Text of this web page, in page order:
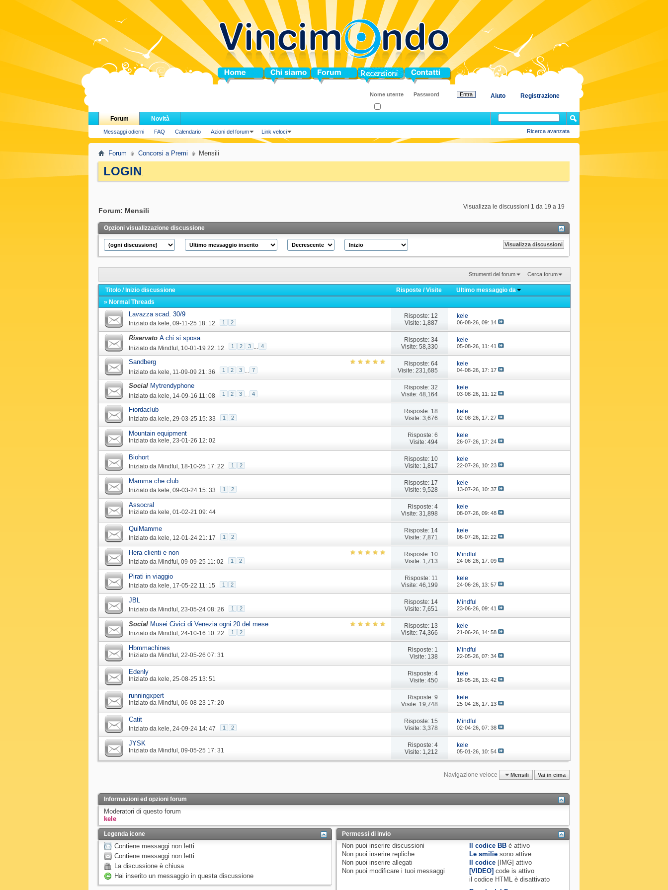
Home Chi siamo Forum Blog Contatti
Registrazione
Aiuto
Forum
Messaggi odierni FAQ Calendario Azioni del forum Link veloci
Novità
Ricerca avanzata
Forum Concorsi a Premi Mensili
LOGIN.
Visualizza le discussioni 1 da 19 a 19
Forum: Mensili
Opzioni visualizzazione discussione
Strumenti del forum Cerca forum
Titolo /Inizio discussione Risposte/Visite
Ultimo messaggio da
» Normal Threads
Lavazza scad. 30/9
Iniziato da kele‎, 09-11-25 18: 12 1 2
Risposte: 12
Visite: 1,887
kele
06-08-26,09: 14
Riservato A chi si sposa
Iniziato da Mindful‎, 10-01-19 22: 12 1 2 3 ... 4
Risposte: 34
Visite: 58,330
kele
05-08-26, 11: 41
Sandberg
Iniziato da kele‎, 11-09-09 21: 36 1 2 3 ... 7
Risposte: 64
Visite: 231,685
kele
04-08-26, 17: 17
Social Mytrendyphone
Iniziato da kele‎, 14-09-16 11: 08 1 2 3 ... 4
Risposte: 32
Visite: 48,164
kele
03-08-26, 11: 12
Fiordaclub
Iniziato da kele‎, 29-03-25 15: 33 1 2
Risposte: 18
Visite: 3,676
kele
02-08-26, 17: 27
Mountain equipment
Iniziato da kele‎, 23-01-26 12: 02
Risposte: 6
Visite: 494
kele
26-07-26, 17: 24
Biohort
Iniziato da Mindful‎, 18-10-25 17: 22 1 2
Risposte: 10
Visite: 1,817
kele
22-07-26, 10: 23
Mamma che club
Iniziato da kele‎, 09-03-24 15: 33 1 2
Risposte: 17
Visite: 9,528
kele
13-07-26, 10: 37
Assocral
Iniziato da kele‎, 01-02-21 09: 44
Risposte: 4
Visite: 31,898
kele
08-07-26,09: 48
QuiMamme
Iniziato da kele‎, 12-01-24 21: 17 1 2
Risposte: 14
Visite: 7,871
kele
06-07-26, 12: 22
Hera clienti e non
Iniziato da Mindful‎, 09-09-25 11: 02 1 2
Risposte: 10
Visite: 1,713
Mindful
24-06-26, 17: 09
Pirati in viaggio
Iniziato da kele‎, 17-05-22 11: 15 1 2
Risposte: 11
Visite: 46,199
kele
24-06-26, 13: 57
JBL
Iniziato da Mindful‎, 23-05-24 08: 26 1 2
Risposte: 14
Visite: 7,651
Mindful
23-06-26,09: 41
Social Musei Civici di Venezia ogni 20 del mese
Iniziato da Mindful‎, 24-10-16 10: 22 1 2
Risposte: 13
Visite: 74,366
kele
21-06-26, 14: 58
Hbmmachines
Iniziato da Mindful‎, 22-05-26 07: 31
Risposte: 1
Visite: 138
Mindful
22-05-26,07: 34
Edenly
Iniziato da kele‎, 25-08-25 13: 51
Risposte: 4
Visite: 450
kele
18-05-26, 13: 42
runningxpert
Iniziato da Mindful‎, 06-08-23 17: 20
Risposte: 9
Visite: 19,748
kele
25-04-26, 17: 13
Catit
Iniziato da kele‎, 24-09-24 14: 47 1 2
Risposte: 15
Visite: 3,378
Mindful
02-04-26,07: 38
JYSK
Iniziato da Mindful‎, 09-05-25 17: 31
Risposte: 4
Visite: 1,212
kele
05-01-26, 10: 54
Navigazione veloce Mensili Vai in cima
Informazioni ed opzioni forum
Moderatori di questo forum
kele
Legenda icone
Contiene messaggi non letti
Contiene messaggi non letti
La discussione è chiusa
Hai inserito un messaggio in questa discussione
Permessi di invio
Non puoi inserire discussioni
Non puoi inserire repliche
Non puoi inserire allegati
Non puoi modificare i tuoi messaggi
Il codice BBè attivo
Le smiliesono attive
Il codice[IMG] attivo
[VIDEO] code is attivo
il codice HTML è disattivato